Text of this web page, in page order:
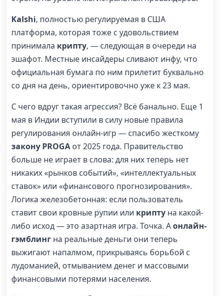
Kalshi, полностью регулируемая в США
платформа, которая тоже с удовольствием
принимала крипту, — следующая в очереди на
эшафот. Местные инсайдеры сливают инфу, что
официальная бумага по ним прилетит буквально
со дня на день, ориентировочно уже к 23 мая.
С чего вдруг такая агрессия? Всё банально. Еще 1
мая в Индии вступили в силу новые правила
регулирования онлайн-игр — спасибо жесткому
закону PROGA от 2025 года. Правительство
больше не играет в слова: для них теперь нет
никаких «рынков событий», «интеллектуальных
ставок» или «финансового прогнозирования».
Логика железобетонная: если пользователь
ставит свои кровные рупии или крипту на какой-
либо исход — это азартная игра. Точка. Аонлайн-
гэмблинг на реальные деньги они теперь
выжигают напалмом, прикрываясь борьбой с
лудоманией, отмыванием денег и массовыми
финансовыми потерями населения.